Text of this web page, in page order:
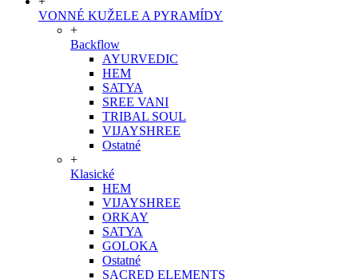
VONNÉ KUŽELE A PYRAMÍDY
+
Backflow
AYURVEDIC
HEM
SATYA
SREE VANI
TRIBAL SOUL
VIJAYSHREE
Ostatné
+
Klasické
HEM
VIJAYSHREE
ORKAY
SATYA
GOLOKA
Ostatné
SACRED ELEMENTS